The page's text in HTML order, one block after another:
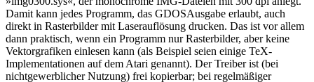
Damit kann jedes Programm, das GDOSAusgabe erlaubt, auch
direkt in Rasterbilder mit Laserauflösung drucken. Das ist vor allem
dann praktisch, wenn ein Programm nur Rasterbilder, aber keine
Vektorgrafiken einlesen kann (als Beispiel seien einige TeX-
Implementationen auf dem Atari genannt). Der Treiber ist (bei
nichtgewerblicher Nutzung) frei kopierbar; bei regelmäßiger